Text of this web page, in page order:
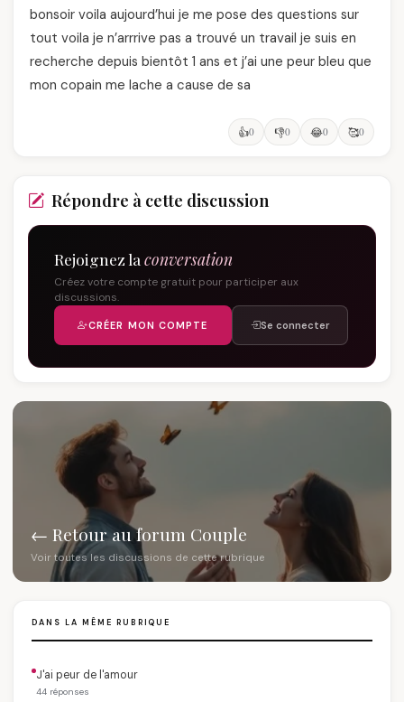
bonsoir voila aujourd’hui je me pose des questions sur
tout voila je n’arrrive pas a trouvé un travail je suis en
recherche depuis bientôt 1 ans et j’ai une peur bleu que
mon copain me lache a cause de sa
👍0 👎0 😂0 🥰0
Répondre à cette discussion
Rejoignez la conversation
Créez votre compte gratuit pour participer aux
discussions.
CRÉER MON COMPTE Se connecter
← Retour au forum Couple
Voir toutes les discussions de cette rubrique
DANS LA MÊME RUBRIQUE
J'ai peur de l'amour
44 réponses